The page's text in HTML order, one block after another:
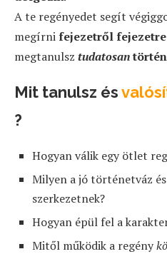
A te regényedet segít
megírnifejezetről fejezetre
megtanulsz tudatosan
Mit tanulsz és
?
Hogyan válik egy ötlet
Milyen a jó történetváz
szerkezetnek?
Hogyan épül fel a
Mitől működik a regény